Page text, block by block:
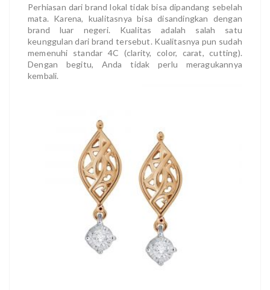
Perhiasan dari brand lokal tidak bisa dipandang sebelah
mata. Karena, kualitasnya bisa disandingkan dengan
brand luar negeri. Kualitas adalah salah satu
keunggulan dari brand tersebut. Kualitasnya pun sudah
memenuhi standar 4C (clarity, color, carat, cutting).
Dengan begitu, Anda tidak perlu meragukannya
kembali.